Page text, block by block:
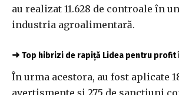
au realizat 11.628 de controale în
industria agroalimentară.
➜ Top hibrizi de rapiță Lidea pentru profit
În urma acestora, au fost aplicate